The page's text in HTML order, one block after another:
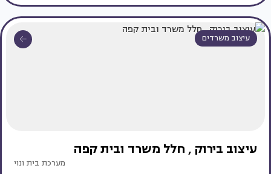
עיצוב משרדים
עיצוב בירוק , חלל משרד ובית קפה
מערכת בית ונוי